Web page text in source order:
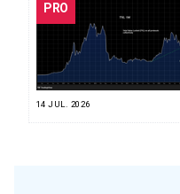
PRO
14 JUL. 2026